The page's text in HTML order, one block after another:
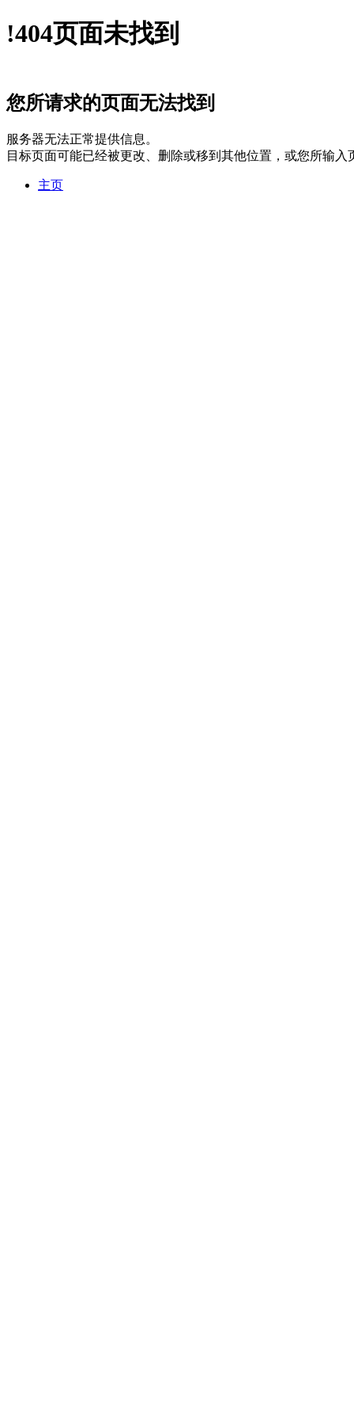
!404页面未找到
您所请求的页面无法找到
服务器无法正常提供信息。
目标页面可能已经被更改、删除或移到其他位置，或您所输入
主页